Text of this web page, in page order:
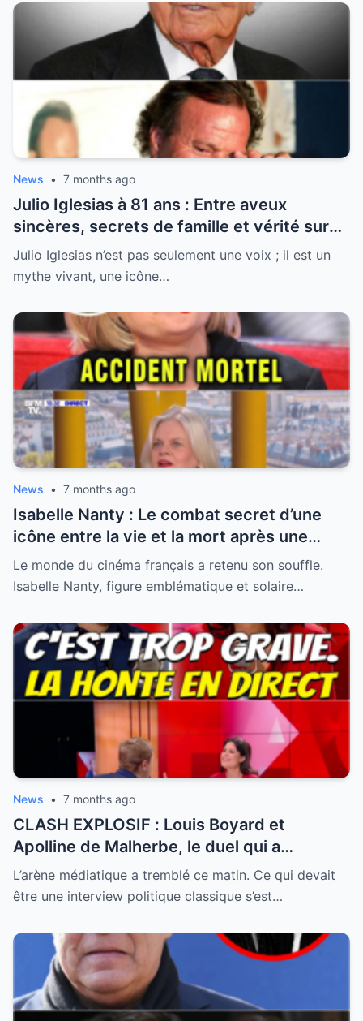
News • 7 months ago
Julio Iglesias à 81 ans : Entre aveux
sincères, secrets de famille et vérité sur
sa santé, la légende se livre enfin
Julio Iglesias n’est pas seulement une voix ; il est un
mythe vivant, une icône…
News • 7 months ago
Isabelle Nanty : Le combat secret d’une
icône entre la vie et la mort après une
hospitalisation critique
Le monde du cinéma français a retenu son souffle.
Isabelle Nanty, figure emblématique et solaire…
News • 7 months ago
CLASH EXPLOSIF : Louis Boyard et
Apolline de Malherbe, le duel qui a
embrasé le direct !
L’arène médiatique a tremblé ce matin. Ce qui devait
être une interview politique classique s’est…